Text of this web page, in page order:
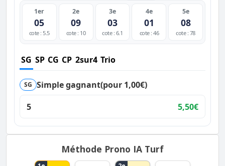
1er
05
cote : 5.5
2e
09
cote : 10
3e
03
cote : 6.1
4e
01
cote : 46
5e
08
cote : 78
SG SP CG CP 2sur4 Trio
SG Simple gagnant(pour 1,00€)
5
5,50€
Méthode Prono IA Turf